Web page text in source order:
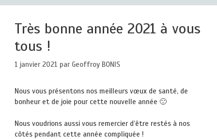
Très bonne année 2021 à vous
tous !
1 janvier 2021 par Geoffroy BONIS
Nous vous présentons nos meilleurs vœux de santé, de
bonheur et de joie pour cette nouvelle année 🙂
Nous voudrions aussi vous remercier d’être restés à nos
côtés pendant cette année compliquée !